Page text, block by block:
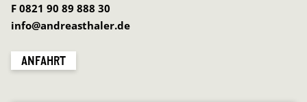
F 0821 90 89 888 30
info@andreasthaler.de
ANFAHRT